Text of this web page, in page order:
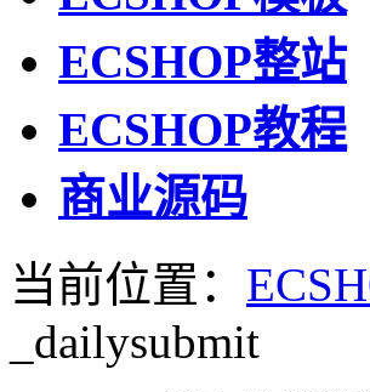
ECSHOP整站
ECSHOP教程
商业源码
当前位置：
_dailysubmit